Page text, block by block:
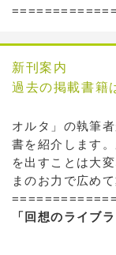
新刊案内
過去の掲載書籍
オルタ」の執筆
書を紹介します
を出すことは大
まのお力で広め
「回想のライブ